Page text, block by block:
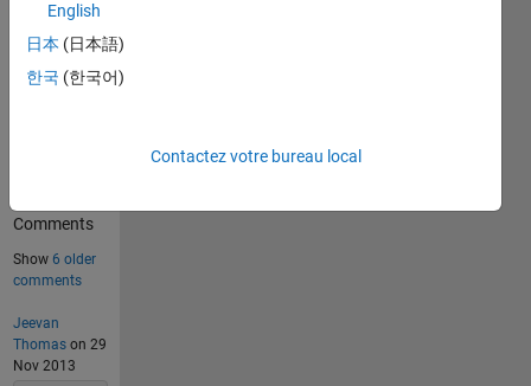
Solution
submitted
on Jul 06,
2026
Comments
Show 6 older
comments
Jeevan
Thomason 29
Nov 2013
English
日本 (日本語)
한국 (한국어)
Contactez votre bureau local